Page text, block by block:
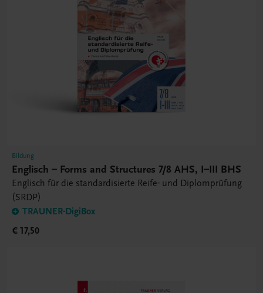
Bildung
Englisch – Forms and Structures 7/8 AHS, I–III BHS
Englisch für die standardisierte Reife- und Diplomprüfung
(SRDP)
TRAUNER-DigiBox
€ 17,50